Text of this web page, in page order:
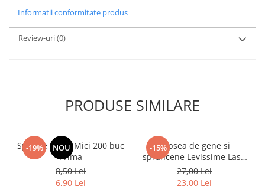
Informatii conformitate produs
Review-uri(0)
PRODUSE SIMILARE
-19% NOU
Spatule Lemn Mici 200 buc
Prima
8,50 Lei
6,90 Lei
-15%Vopsea de gene si
sprancene Levissime Lash
Color 7-7 Maro Deschis
15ml
27,00 Lei
23,00 Lei